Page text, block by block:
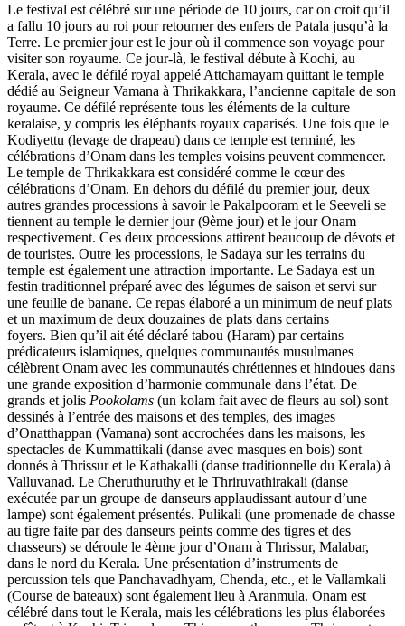
Le festival est célébré sur une période de 10 jours, car on croit qu’il
a fallu 10 jours au roi pour retourner des enfers de Patala jusqu’à la
Terre. Le premier jour est le jour où il commence son voyage pour
visiter son royaume. Ce jour-là, le festival débute à Kochi, au
Kerala, avec le défilé royal appelé Attchamayam quittant le temple
dédié au Seigneur Vamana à Thrikakkara, l’ancienne capitale de son
royaume. Ce défilé représente tous les éléments de la culture
keralaise, y compris les éléphants royaux caparisés. Une fois que le
Kodiyettu (levage de drapeau) dans ce temple est terminé, les
célébrations d’Onam dans les temples voisins peuvent commencer.
Le temple de Thrikakkara est considéré comme le cœur des
célébrations d’Onam. En dehors du défilé du premier jour, deux
autres grandes processions à savoir le Pakalpooram et le Seeveli se
tiennent au temple le dernier jour (9ème jour) et le jour Onam
respectivement. Ces deux processions attirent beaucoup de dévots et
de touristes. Outre les processions, le Sadaya sur les terrains du
temple est également une attraction importante. Le Sadaya est un
festin traditionnel préparé avec des légumes de saison et servi sur
une feuille de banane. Ce repas élaboré a un minimum de neuf plats
et un maximum de deux douzaines de plats dans certains
foyers. Bien qu’il ait été déclaré tabou (Haram) par certains
prédicateurs islamiques, quelques communautés musulmanes
célèbrent Onam avec les communautés chrétiennes et hindoues dans
une grande exposition d’harmonie communale dans l’état. De
grands et jolis Pookolams (un kolam fait avec de fleurs au sol) sont
dessinés à l’entrée des maisons et des temples, des images
d’Onatthappan (Vamana) sont accrochées dans les maisons, les
spectacles de Kummattikali (danse avec masques en bois) sont
donnés à Thrissur et le Kathakalli (danse traditionnelle du Kerala) à
Valluvanad. Le Cheruthuruthy et le Thriruvathirakali (danse
exécutée par un groupe de danseurs applaudissant autour d’une
lampe) sont également présentés. Pulikali (une promenade de chasse
au tigre faite par des danseurs peints comme des tigres et des
chasseurs) se déroule le 4ème jour d’Onam à Thrissur, Malabar,
dans le nord du Kerala. Une présentation d’instruments de
percussion tels que Panchavadhyam, Chenda, etc., et le Vallamkali
(Course de bateaux) sont également lieu à Aranmula. Onam est
célébré dans tout le Kerala, mais les célébrations les plus élaborées